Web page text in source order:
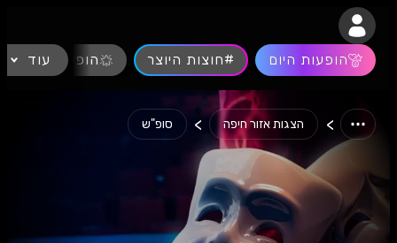
הופעות היום #חוצות היוצר הופעות חיות
עוד
> הצגות אזור חיפה > סופ"ש